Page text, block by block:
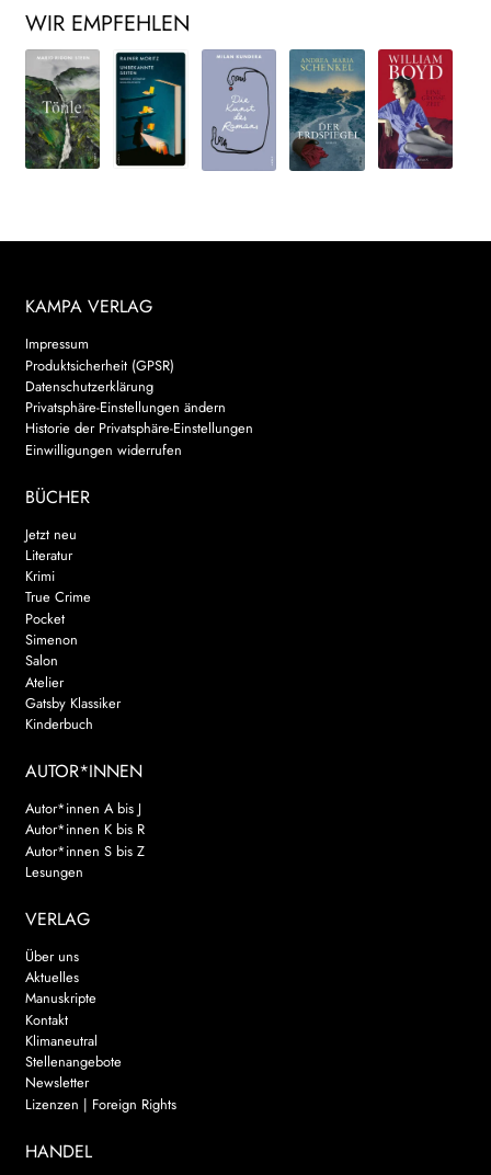
WIR EMPFEHLEN
KAMPA VERLAG
Impressum
Produktsicherheit (GPSR)
Datenschutzerklärung
Privatsphäre-Einstellungen ändern
Historie der Privatsphäre-Einstellungen
Einwilligungen widerrufen
BÜCHER
Jetzt neu
Literatur
Krimi
True Crime
Pocket
Simenon
Salon
Atelier
Gatsby Klassiker
Kinderbuch
AUTOR*INNEN
Autor*innen A bis J
Autor*innen K bis R
Autor*innen S bis Z
Lesungen
VERLAG
Über uns
Aktuelles
Manuskripte
Kontakt
Klimaneutral
Stellenangebote
Newsletter
Lizenzen | Foreign Rights
HANDEL